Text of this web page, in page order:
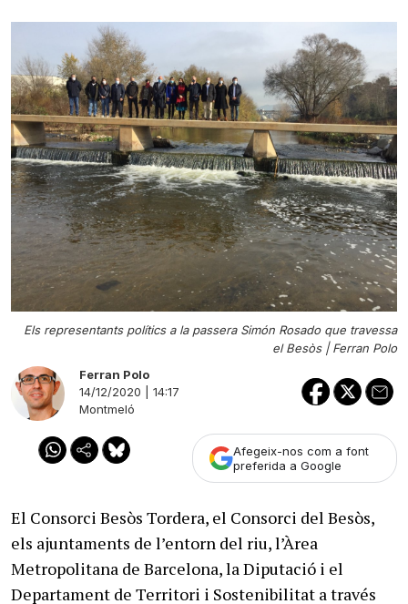
Els representants polítics a la passera Simón Rosado que travessa
el Besòs |Ferran Polo
Ferran Polo
14/12/2020 | 14:17
Montmeló
Afegeix-nos com a font
preferida a Google
El Consorci Besòs Tordera, el Consorci del Besòs,
els ajuntaments de l’entorn del riu, l’Àrea
Metropolitana de Barcelona, la Diputació i el
Departament de Territori i Sostenibilitat a través